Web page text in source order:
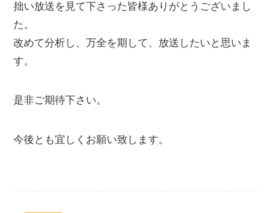
拙い放送を見て下さった皆様ありがとうございまし
た。
改めて分析し、万全を期して、放送したいと思いま
す。
是非ご期待下さい。
今後とも宜しくお願い致します。